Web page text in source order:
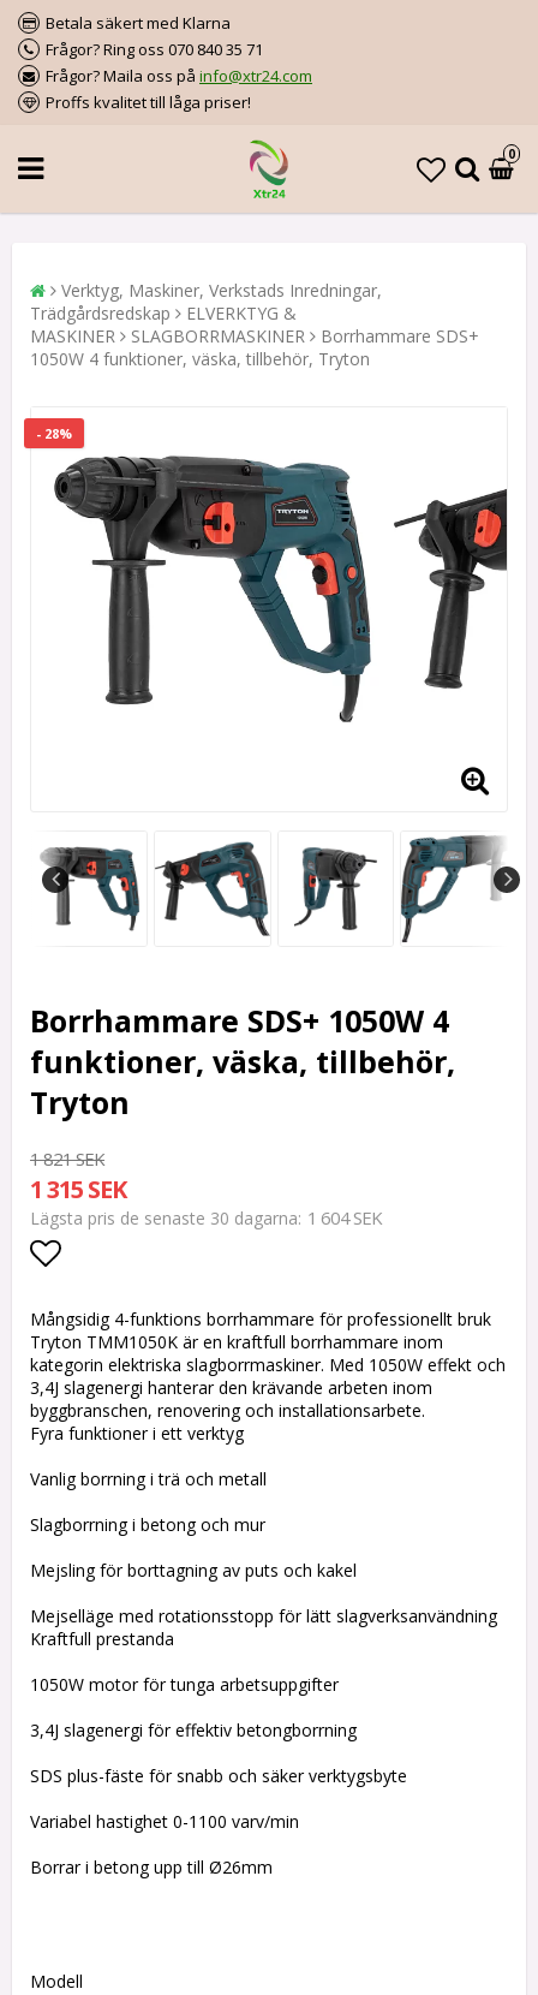
Betala säkert med Klarna
Frågor? Ring oss 070 840 35 71
Frågor? Maila oss på info@xtr24.com
Proffs kvalitet till låga priser!
0
Verktyg, Maskiner, Verkstads Inredningar,
Trädgårdsredskap
ELVERKTYG &
MASKINER
SLAGBORRMASKINER
Borrhammare SDS+
1050W 4 funktioner, väska, tillbehör, Tryton
- 28%
Borrhammare SDS+ 1050W 4
funktioner, väska, tillbehör,
Tryton
1 821 SEK
1 315 SEK
Lägsta pris de senaste 30 dagarna 1 604 SEK
Lägg till i favoritlistan
Mångsidig 4-funktions borrhammare för professionellt bruk
Tryton TMM1050K är en kraftfull borrhammare inom
kategorin elektriska slagborrmaskiner. Med 1050W effekt och
3,4J slagenergi hanterar den krävande arbeten inom
byggbranschen, renovering och installationsarbete.
Fyra funktioner i ett verktyg
Vanlig borrning i trä och metall
Slagborrning i betong och mur
Mejsling för borttagning av puts och kakel
Mejselläge med rotationsstopp för lätt slagverksanvändning
Kraftfull prestanda
1050W motor för tunga arbetsuppgifter
3,4J slagenergi för effektiv betongborrning
SDS plus-fäste för snabb och säker verktygsbyte
Variabel hastighet 0-1100 varv/min
Borrar i betong upp till Ø26mm
Modell